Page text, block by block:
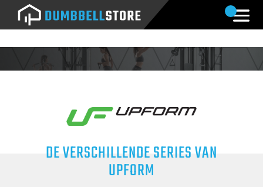
DE VERSCHILLENDE SERIES VAN
UPFORM